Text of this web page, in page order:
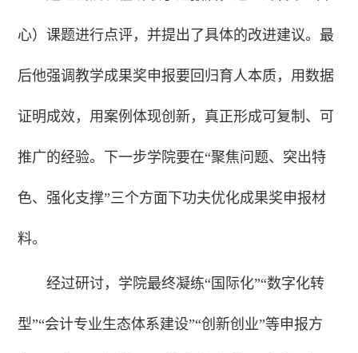
心）课题进行点评，并提出了具体的改进建议。最
后他强调教学成果奖申报要回归育人本质，用数据
证明成效，用案例体现创新，真正形成可复制、可
推广的经验。下一步学院要在“聚焦问题、突出特
色、强化支撑”三个方面下功夫优化成果奖申报材
料。
经过研讨，学院最终凝练“国际化”“数字化转
型”“会计专业生态体系建设”“创新创业”等申报方